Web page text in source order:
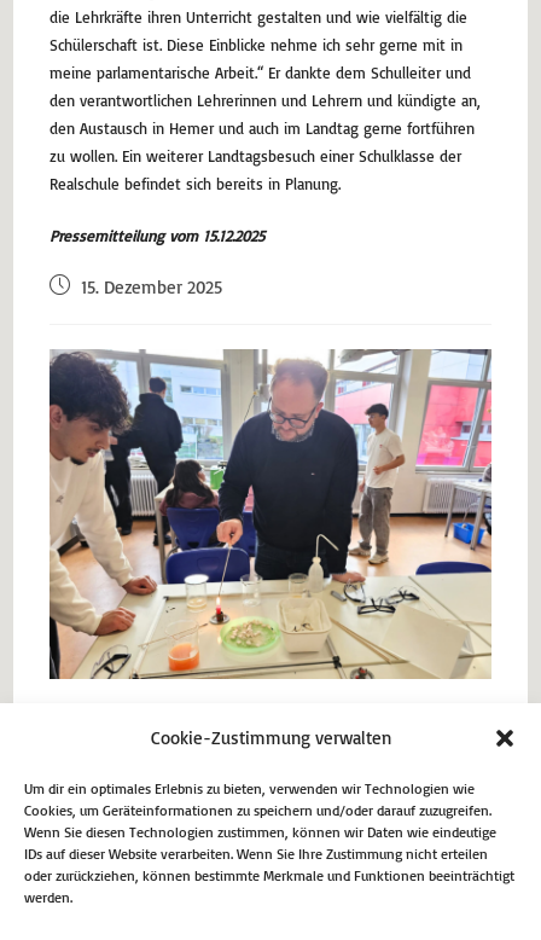
Cookie-Zustimmung verwalten
Um dir ein optimales Erlebnis zu bieten, verwenden wir Technologien wie
Cookies, um Geräteinformationen zu speichern und/oder darauf zuzugreifen.
Wenn Sie diesen Technologien zustimmen, können wir Daten wie eindeutige
IDs auf dieser Website verarbeiten. Wenn Sie Ihre Zustimmung nicht erteilen
oder zurückziehen, können bestimmte Merkmale und Funktionen beeinträchtigt
werden.
die Lehrkräfte ihren Unterricht gestalten und wie vielfältig die
Schülerschaft ist. Diese Einblicke nehme ich sehr gerne mit in
meine parlamentarische Arbeit.“ Er dankte dem Schulleiter und
den verantwortlichen Lehrerinnen und Lehrern und kündigte an,
den Austausch in Hemer und auch im Landtag gerne fortführen
zu wollen. Ein weiterer Landtagsbesuch einer Schulklasse der
Realschule befindet sich bereits in Planung.
Pressemitteilung vom 15.12.2025
15. Dezember 2025
Reform des öffentlich-rechtlichen Rundfunks in
Nordrhein-Westfalen
Nächster Beitrag